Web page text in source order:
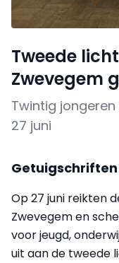
Tweede
Zwevegem
Twintig
27 juni
Op 27 juni reikten
Zwevegem en
voor jeugd,
uit aan de tweede